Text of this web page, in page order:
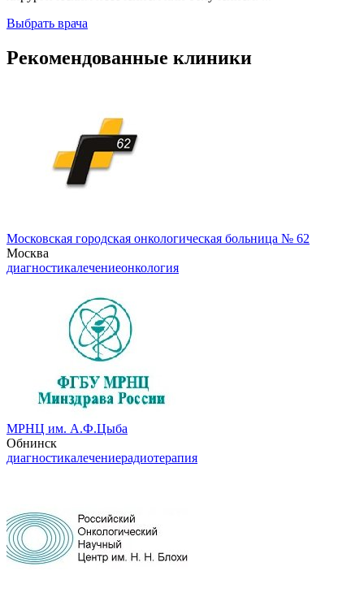
Выбрать врача
Рекомендованные клиники
Московская городская онкологическая больница № 62
Москва
диагностикалечениеонкология
МРНЦ им. А.Ф.Цыба
Обнинск
диагностикалечениерадиотерапия